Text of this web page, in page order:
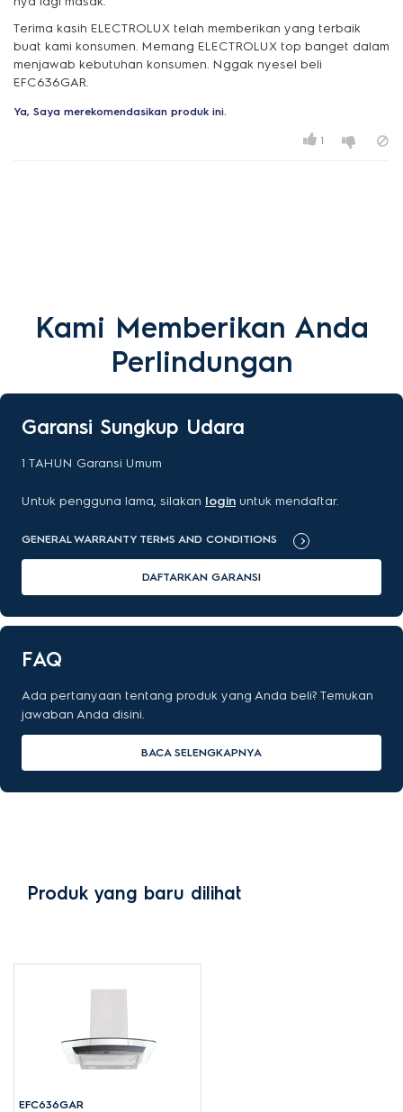
Terima kasih ELECTROLUX telah memberikan yang terbaik
buat kami konsumen. Memang ELECTROLUX top banget dalam
menjawab kebutuhan konsumen. Nggak nyesel beli
EFC636GAR.
Ya, Saya merekomendasikan produk ini.
1
Kami Memberikan Anda
Perlindungan
Garansi Sungkup Udara
1 TAHUN Garansi Umum
Untuk pengguna lama, silakan login untuk mendaftar.
GENERAL WARRANTY TERMS AND CONDITIONS
DAFTARKAN GARANSI
FAQ
Ada pertanyaan tentang produk yang Anda beli? Temukan
jawaban Anda disini.
BACA SELENGKAPNYA
Produk yang baru dilihat
EFC636GAR